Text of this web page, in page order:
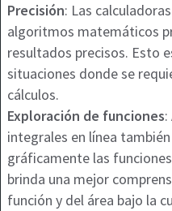
Precisión: Las
algoritmos matemáticos
resultados precisos. Esto
situaciones donde se
cálculos.
Exploración de funciones
integrales en línea
gráficamente las
brinda una mejor
función y del área bajo la